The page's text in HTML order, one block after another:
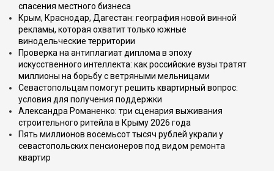
спасения местного бизнеса
Крым, Краснодар, Дагестан: география новой винной
рекламы, которая охватит только южные
винодельческие территории
Проверка на антиплагиат диплома в эпоху
искусственного интеллекта: как российские вузы тратят
миллионы на борьбу с ветряными мельницами
Севастопольцам помогут решить квартирный вопрос:
условия для получения поддержки
Александра Романенко: три сценария выживания
строительного ритейла в Крыму 2026 года
Пять миллионов восемьсот тысяч рублей украли у
севастопольских пенсионеров под видом ремонта
квартир